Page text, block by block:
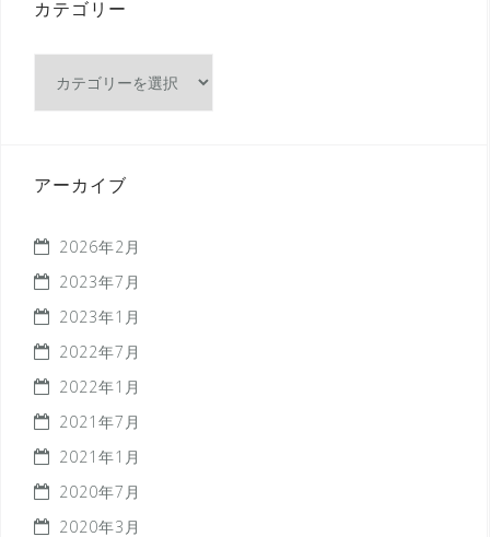
カテゴリー
ー
アーカイブ
2026年2月
2023年7月
2023年1月
2022年7月
2022年1月
2021年7月
2021年1月
2020年7月
2020年3月